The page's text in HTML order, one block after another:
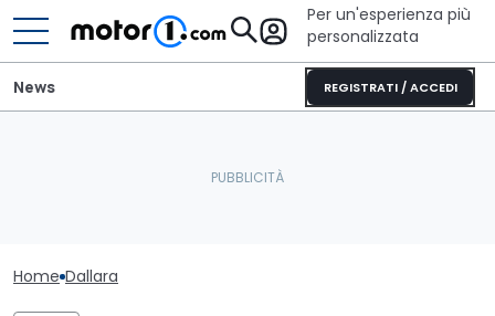
Per un'esperienza più
personalizzata
REGISTRATI / ACCEDI
News
Home Dallara